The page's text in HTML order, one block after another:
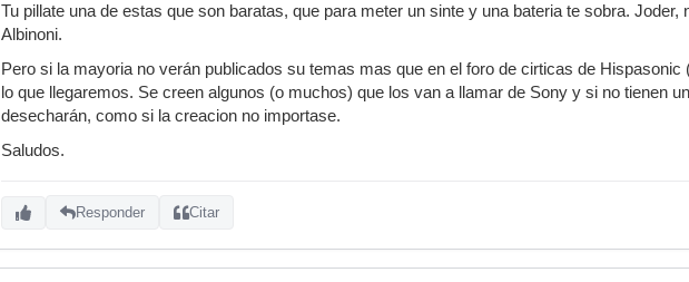
Tu pillate una de estas que son baratas, que para meter un sinte y una bateria te sobra. Joder,
Albinoni.
Pero si la mayoria no verán publicados su temas mas que en el foro de cirticas de
lo que llegaremos. Se creen algunos (o muchos) que los van a llamar de Sony y si no tienen
desecharán, como si la creacion no importase.
Saludos.
Responder Citar